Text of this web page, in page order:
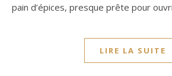
pain d’épices, presque prête pour
LIRE LA SUITE